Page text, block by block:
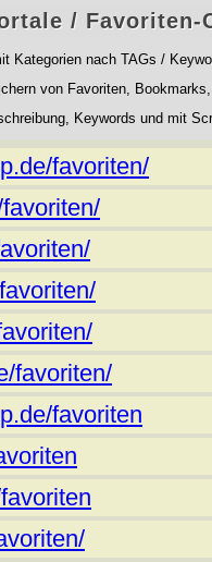
/ Favoriten-
Kategorien nach TAGs /
von Favoriten,
Keywords und mit
favoriten/
favoriten/
favoriten